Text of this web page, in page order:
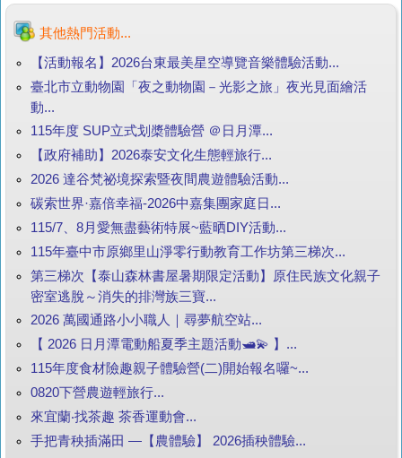
其他熱門活動...
【活動報名】2026台東最美星空導覽音樂體驗活動...
臺北市立動物園「夜之動物園－光影之旅」夜光見面繪活
動...
115年度 SUP立式划槳體驗營 ＠日月潭...
【政府補助】2026泰安文化生態輕旅行...
2026 達谷梵祕境探索暨夜間農遊體驗活動...
碳索世界·嘉倍幸福-2026中嘉集團家庭日...
115/7、8月愛無盡藝術特展~藍晒DIY活動...
115年臺中市原鄉里山淨零行動教育工作坊第三梯次...
第三梯次【泰山森林書屋暑期限定活動】原住民族文化親子
密室逃脫～消失的排灣族三寶...
2026 萬國通路小小職人｜尋夢航空站...
【 2026 日月潭電動船夏季主題活動🛥️💫 】...
115年度食材險趣親子體驗營(二)開始報名囉~...
0820下營農遊輕旅行...
來宜蘭‧找茶趣 茶香運動會...
手把青秧插滿田 —【農體驗】 2026插秧體驗...